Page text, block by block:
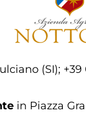
(SI);
in Piazza